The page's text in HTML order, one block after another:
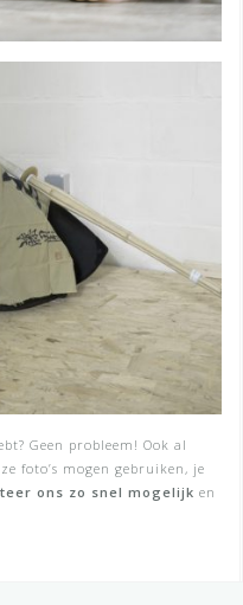
Geen probleem! Ook al
foto’s mogen gebruiken, je
ons zo snel mogelijk en